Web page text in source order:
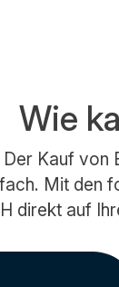
Wie
Der Kauf von
Mit den
direkt auf